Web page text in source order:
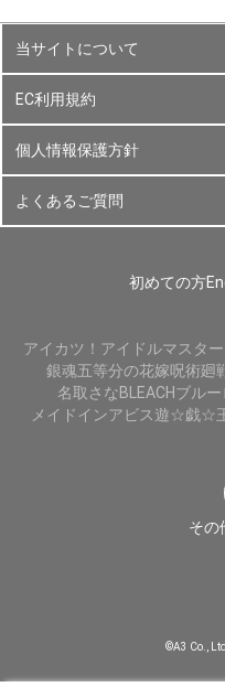
当サイトについて
EC利用規約
個人情報保護方針
よくあるご質問
初めての方
アイカツ！ アイドルマスター
銀魂五等分の花嫁呪術廻
名取さなBLEACHブルー
メイドインアビス遊☆戯☆
その
©A3 Co.,